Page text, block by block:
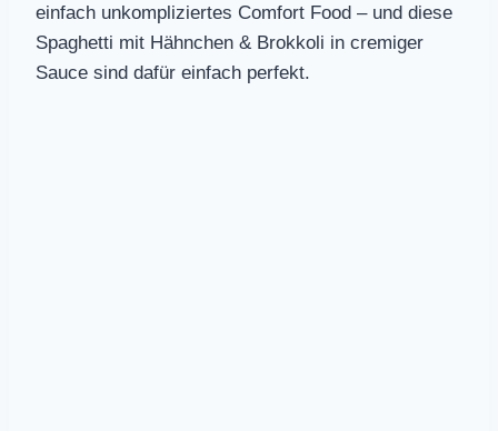
einfach unkompliziertes Comfort Food – und diese
Spaghetti mit Hähnchen & Brokkoli in cremiger
Sauce sind dafür einfach perfekt.